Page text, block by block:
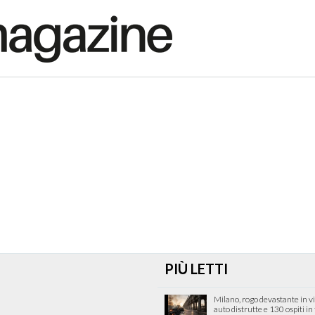
PIÙ LETTI
Milano, rogo devastante in
auto distrutte e 130 ospiti in